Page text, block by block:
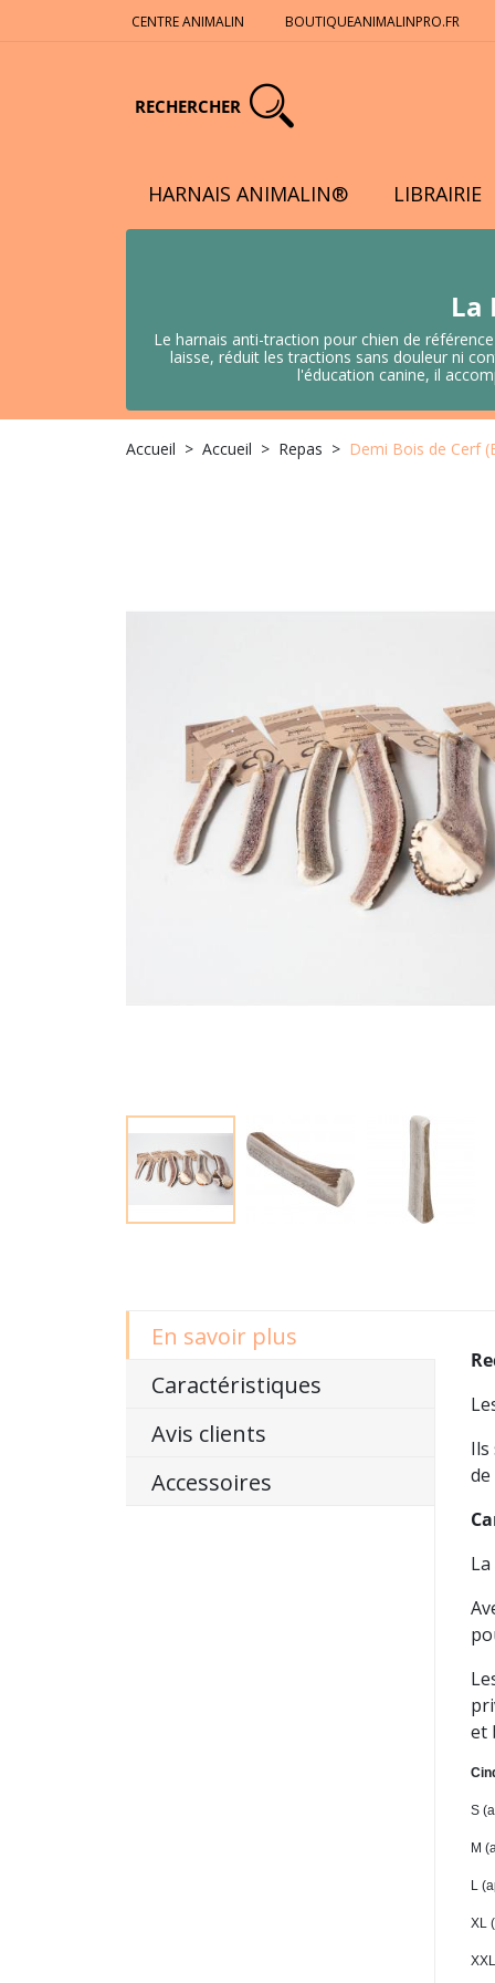
CENTRE ANIMALIN BOUTIQUEANIMALINPRO.FR
RECHERCHER
HARNAIS ANIMALIN® LIBRAIRIE
La
Le harnais anti-traction pour chien de
laisse, réduit les tractions sans douleur ni
l'éducation canine, il
Accueil Accueil Repas Demi Bois de Cerf
En savoir plus
Caractéristiques
Avis clients
Accessoires
Ils
et
S (
M
L (
XL (